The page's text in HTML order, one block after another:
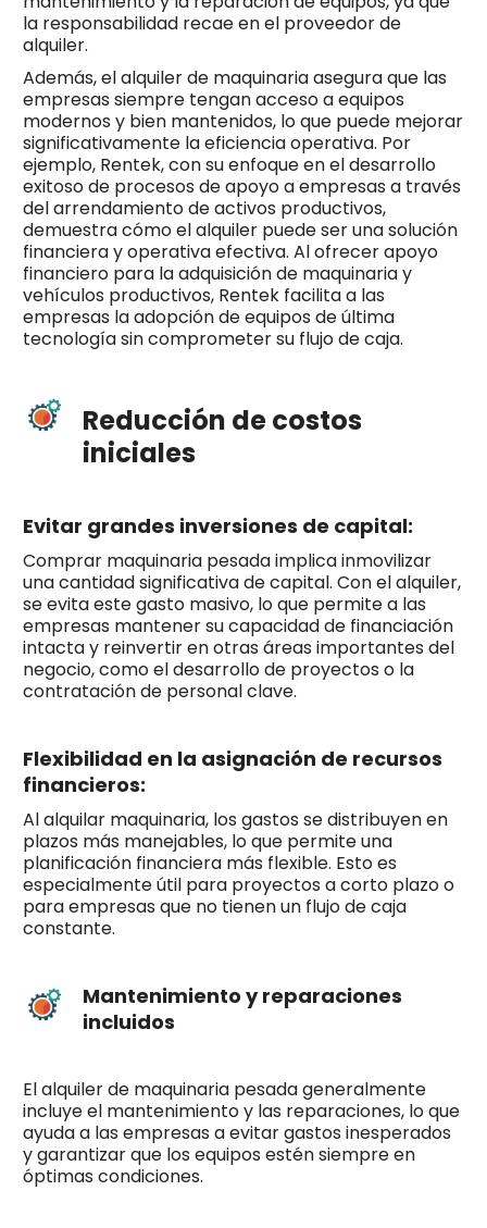
la responsabilidad recae en el proveedor de
alquiler.
Además, el alquiler de maquinaria asegura que las
empresas siempre tengan acceso a equipos
modernos y bien mantenidos, lo que puede mejorar
significativamente la eficiencia operativa. Por
ejemplo, Rentek, con su enfoque en el desarrollo
exitoso de procesos de apoyo a empresas a través
del arrendamiento de activos productivos,
demuestra cómo el alquiler puede ser una solución
financiera y operativa efectiva. Al ofrecer apoyo
financiero para la adquisición de maquinaria y
vehículos productivos, Rentek facilita a las
empresas la adopción de equipos de última
tecnología sin comprometer su flujo de caja.
Reducción de costos
iniciales
Evitar grandes inversiones de capital:
Comprar maquinaria pesada implica inmovilizar
una cantidad significativa de capital. Con el alquiler,
se evita este gasto masivo, lo que permite a las
empresas mantener su capacidad de financiación
intacta y reinvertir en otras áreas importantes del
negocio, como el desarrollo de proyectos o la
contratación de personal clave.
Flexibilidad en la asignación de recursos
financieros:
Al alquilar maquinaria, los gastos se distribuyen en
plazos más manejables, lo que permite una
planificación financiera más flexible. Esto es
especialmente útil para proyectos a corto plazo o
para empresas que no tienen un flujo de caja
constante.
Mantenimiento y reparaciones
incluidos
El alquiler de maquinaria pesada generalmente
incluye el mantenimiento y las reparaciones, lo que
ayuda a las empresas a evitar gastos inesperados
y garantizar que los equipos estén siempre en
óptimas condiciones.